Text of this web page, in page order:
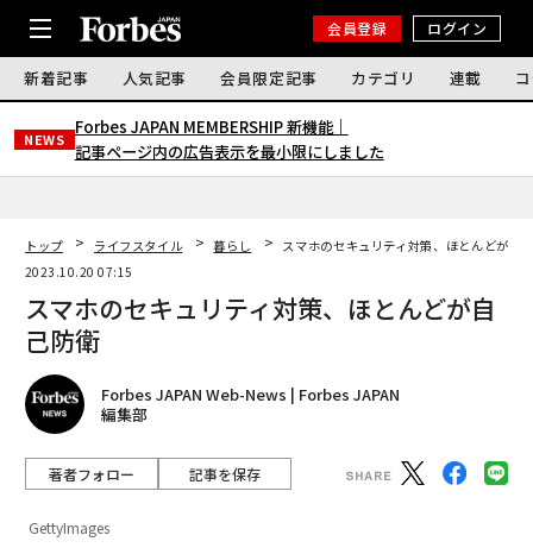
会員登録 ログイン
新着記事 人気記事 会員限定記事 カテゴリ 連載
NEWS
Forbes JAPAN MEMBERSHIP 新機能｜
記事ページ内の広告表示を最小限にしました
トップ ライフスタイル 暮らし
スマホのセキュリティ対策、ほとんどが自
2023.10.20 07:15
スマホのセキュリティ対策、ほとんどが自
己防衛
Forbes JAPAN Web-News | Forbes JAPAN
編集部
著者フォロー 記事を保存
GettyImages